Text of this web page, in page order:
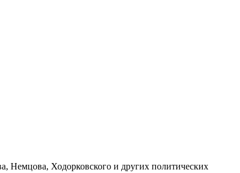
Немцова, Ходорковского и других политических